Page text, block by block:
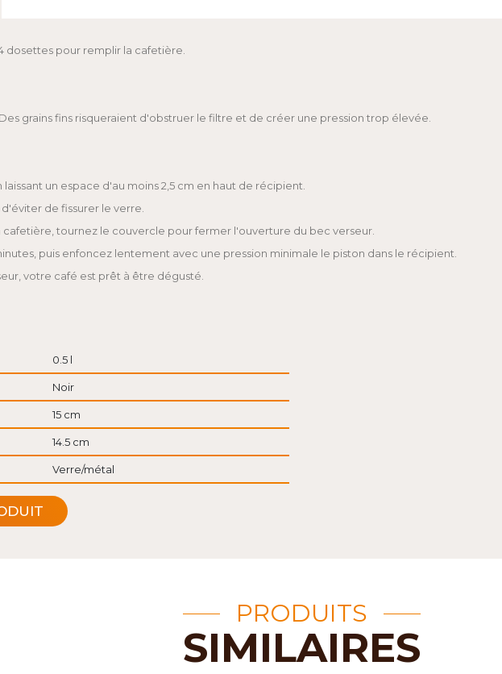
dosettes pour remplir la cafetière.
grains fins risqueraient d'obstruer le filtre et de créer une pression trop élevée.
un espace d'au moins 2,5 cm en haut de récipient.
de fissurer le verre.
tournez le couvercle pour fermer l'ouverture du bec verseur.
puis enfoncez lentement avec une pression minimale le piston dans le récipient.
votre café est prêt à être dégusté.
0.5 l
Noir
15 cm
14.5 cm
Verre/métal
PRODUITS
SIMILAIRES